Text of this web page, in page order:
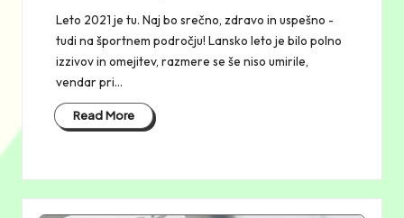
Leto 2021 je tu. Naj bo srečno, zdravo in uspešno -
tudi na športnem področju! Lansko leto je bilo polno
izzivov in omejitev, razmere se še niso umirile,
vendar pri…
Read More